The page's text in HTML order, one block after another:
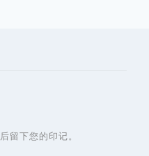
后留下您的印记。